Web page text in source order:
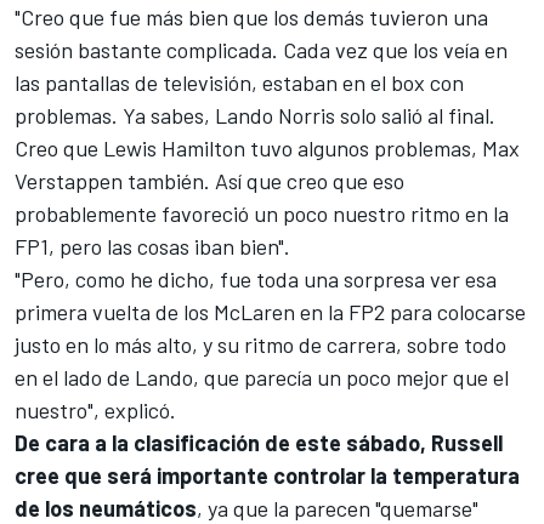
"Creo que fue más bien que los demás tuvieron una
sesión bastante complicada. Cada vez que los veía en
las pantallas de televisión, estaban en el box con
problemas. Ya sabes, Lando Norris solo salió al final.
Creo que Lewis Hamilton tuvo algunos problemas, Max
Verstappen también. Así que creo que eso
probablemente favoreció un poco nuestro ritmo en la
FP1, pero las cosas iban bien".
"Pero, como he dicho, fue toda una sorpresa ver esa
primera vuelta de los McLaren en la FP2 para colocarse
justo en lo más alto, y su ritmo de carrera, sobre todo
en el lado de Lando, que parecía un poco mejor que el
nuestro", explicó.
De cara a la clasificación de este sábado, Russell
cree que será importante controlar la temperatura
de los neumáticos, ya que la parecen "quemarse"